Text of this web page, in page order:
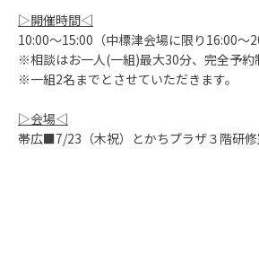
▷開催時間◁
10:00～15:00（中標津会場に限り16:00～
※相談はお一人 (一組)最大30分、完全予約
※一組2名までとさせていただきます。
▷会場◁
帯広■7/23（木祝）
とかちプラザ３階研